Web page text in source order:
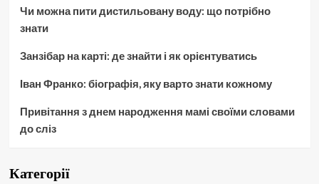
Чи можна пити дистильовану воду: що потрібно
знати
Занзібар на карті: де знайти і як орієнтуватись
Іван Франко: біографія, яку варто знати кожному
Привітання з днем народження мамі своїми словами
до сліз
Категорії